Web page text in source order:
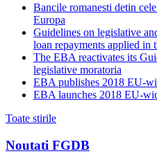
Bancile romanesti detin
Europa
Guidelines on legislative
loan repayments applied
The EBA reactivates its
legislative moratoria
EBA publishes 2018 EU-
EBA launches 2018 EU-
Toate stirile
Noutati FGDB